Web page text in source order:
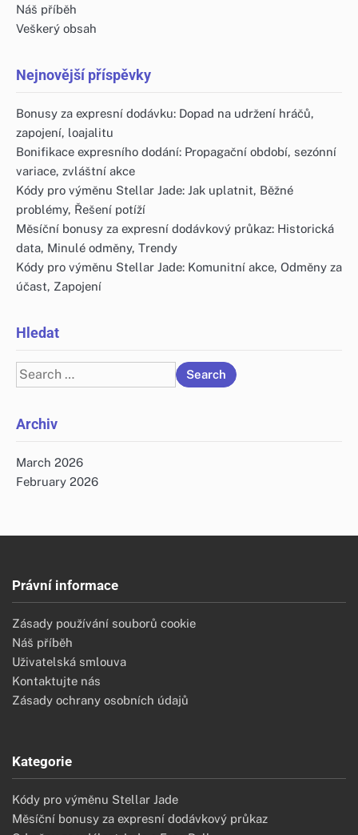
Náš příběh
Veškerý obsah
Nejnovější příspěvky
Bonusy za expresní dodávku: Dopad na udržení hráčů,
zapojení, loajalitu
Bonifikace expresního dodání: Propagační období, sezónní
variace, zvláštní akce
Kódy pro výměnu Stellar Jade: Jak uplatnit, Běžné
problémy, Řešení potíží
Měsíční bonusy za expresní dodávkový průkaz: Historická
data, Minulé odměny, Trendy
Kódy pro výměnu Stellar Jade: Komunitní akce, Odměny za
účast, Zapojení
Hledat
Search
for:
Archiv
March 2026
February 2026
Právní informace
Zásady používání souborů cookie
Náš příběh
Uživatelská smlouva
Kontaktujte nás
Zásady ochrany osobních údajů
Kategorie
Kódy pro výměnu Stellar Jade
Měsíční bonusy za expresní dodávkový průkaz